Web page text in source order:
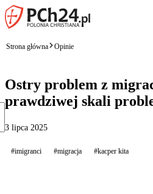
Strona główna Opinie
Ostry problem z
prawdziwej skali
3 lipca 2025
#imigranci #migracja #kacper kita